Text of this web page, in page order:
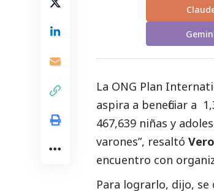
La ONG Plan
aspira a beneficiar a
467,639 niñas y
varones”, resaltó
encuentro con
Para lograrlo, dijo,